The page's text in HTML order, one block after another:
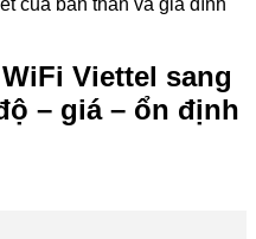
Viettel sang
– giá – ổn định